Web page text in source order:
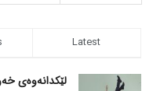
Latest
لێکدانەوەی